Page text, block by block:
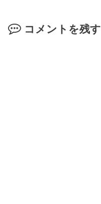
コメントを残す